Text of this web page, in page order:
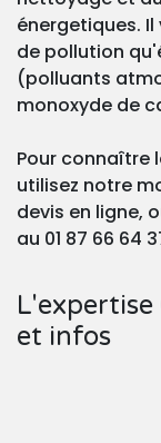
énergetiques.
de pollution
(polluants
monoxyde de
Pour connaître
utilisez notre
devis en ligne,
au 01 87 66 64
et infos